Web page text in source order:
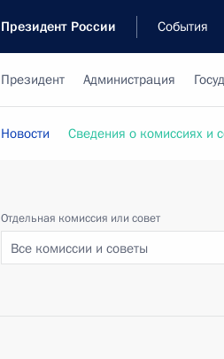
Президент России События
Президент Администрация
Новости Сведения о комиссиях и
Отдельная комиссия или совет
Все комиссии и советы